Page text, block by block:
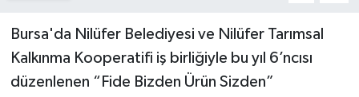
Bursa'da Nilüfer Belediyesi ve Nilüfer Tarımsal
Kalkınma Kooperatifi iş birliğiyle bu yıl 6’ncısı
düzenlenen “Fide Bizden Ürün Sizden”